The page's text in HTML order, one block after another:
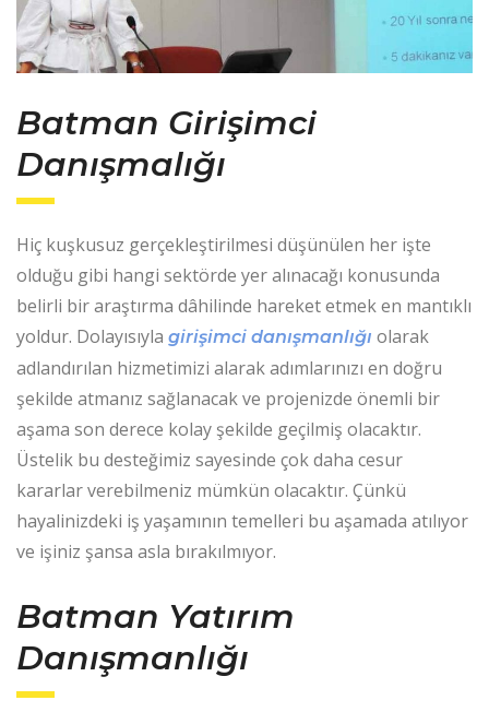
Batman Girişimci
Danışmalığı
Hiç kuşkusuz gerçekleştirilmesi düşünülen her işte
olduğu gibi hangi sektörde yer alınacağı konusunda
belirli bir araştırma dâhilinde hareket etmek en mantıklı
yoldur. Dolayısıyla girişimci danışmanlığı olarak
adlandırılan hizmetimizi alarak adımlarınızı en doğru
şekilde atmanız sağlanacak ve projenizde önemli bir
aşama son derece kolay şekilde geçilmiş olacaktır.
Üstelik bu desteğimiz sayesinde çok daha cesur
kararlar verebilmeniz mümkün olacaktır. Çünkü
hayalinizdeki iş yaşamının temelleri bu aşamada atılıyor
ve işiniz şansa asla bırakılmıyor.
Batman Yatırım
Danışmanlığı